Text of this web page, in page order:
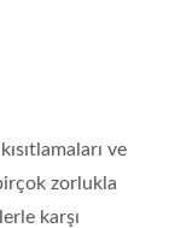
ve
zorlukla
karşı